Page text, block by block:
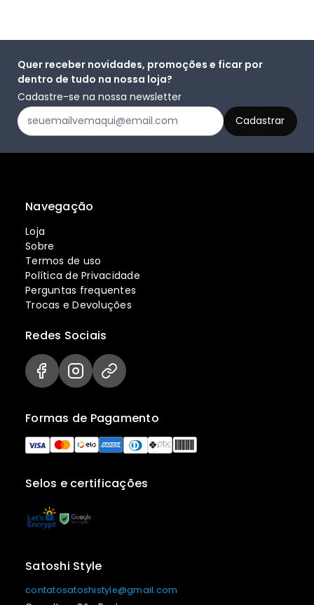
Quer receber novidades, promoções e ficar por
dentro de tudo na nossa loja?
Cadastre-se na nossa newsletter
Navegação
Loja
Sobre
Termos de uso
Política de Privacidade
Perguntas frequentes
Trocas e Devoluções
Selos e certificações
Formas de Pagamento
Redes Sociais
Satoshi Style
contatosatoshistyle@gmail.com